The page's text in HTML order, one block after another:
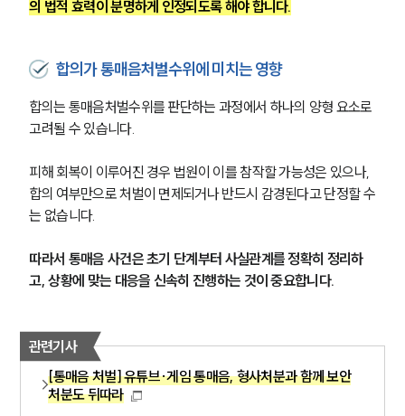
팀소개
대륜의 강점
오시는 길
통합검색
의 법적 효력이 분명하게 인정되도록 해야 합니다.
합의가 통매음처벌수위에 미치는 영향
합의는 통매음처벌수위를 판단하는 과정에서 하나의 양형 요소로
고려될 수 있습니다.
피해 회복이 이루어진 경우 법원이 이를 참작할 가능성은 있으나,
합의 여부만으로 처벌이 면제되거나 반드시 감경된다고 단정할 수
는 없습니다.
따라서 통매음 사건은 초기 단계부터 사실관계를 정확히 정리하
고, 상황에 맞는 대응을 신속히 진행하는 것이 중요합니다.
관련기사
[통매음 처벌] 유튜브·게임 통매음, 형사처분과 함께 보안
처분도 뒤따라